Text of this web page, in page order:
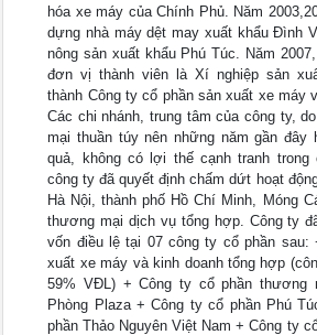
hóa xe máy của Chính Phủ. Năm
dựng nhà máy dệt may xuất khẩu Đình
nông sản xuất khẩu Phú Túc. Năm
đơn vị thành viên là Xí nghiệp sản
thành Công ty cổ phần sản xuất xe máy
Các chi nhánh, trung tâm của công ty,
mại thuần túy nên những năm gần đây
quả, không có lợi thế cạnh tranh
công ty đã quyết định chấm dứt hoạt
Hà Nội, thành phố Hồ Chí Minh, Móng
thương mại dịch vụ tổng hợp. Công ty
vốn điều lệ tại 07 công ty cổ phần sau:
xuất xe máy và kinh doanh tổng hợp
59% VĐL) + Công ty cổ phần thương
Phòng Plaza + Công ty cổ phần Phú
phần Thảo Nguyên Việt Nam + Công ty